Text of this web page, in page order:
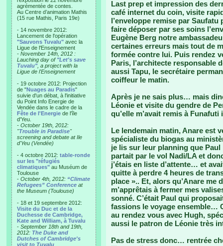
agrémentée de contes.
Au Centre d’animation Mathis
(15 rue Mathis, Paris 19e)
- 14 novembre 2012:
Lancement de l'opération
"Sauvons Tuvalu" avec la
Ligue de l'Enseignement
- November 14th, 2012 :
Lauching day of "Let's save
Tuvalu", a project with la
Ligue de l'Enseignement
- 19 octobre 2012: Projection
de "Nuages au Paradis"
suivie d'un débat, à l'initiative
du Point Info Energie de
Vendée dans le cadre de la
Fête de l'Energie de l'île
d'Yeu.
- October 19th, 2012:
"Trouble in Paradise"
screening and debate at Ile
d'Yeu (Vendée)
- 4 octobre 2012: table-ronde
sur les "réfugiés
climatiques" au Muséum de
Toulouse
- October 4th, 2012: “Climate
Refugees” Conference at
the Museum (Toulouse)
- 18 et 19 septembre 2012:
Visite du Duc et de la
Duchesse de Cambridge,
Kate and William, à Tuvalu
- September 18th and 19th,
2012: The Duke and
Dutches of Cambridge's
visit to Tuvalu
Last prep et impression des
café internet du coin, visite
l’enveloppe remise par
faire déposer par ses soins
Eugène Berg notre
certaines erreurs mais tout de
formée contre lui. Puis rendez
Paris, l’architecte responsable
aussi Tapu, le secrétaire
coiffeur le matin.
Après je ne sais plus… mais
Léonie et visite du gendre de
qu’elle m’avait remis à
Le lendemain matin, Anare est
spécialiste du biogas au
je lis sur leur planning que
partait par le vol Nadi/LA et
j’étais en liste d’attente… et
quitte à perdre 4 heures de
place ».. Et, alors qu’Anare me
m’apprêtais à fermer mes
sonné. C’était Paul qui
fassions le voyage ensemble…
au rendez vous avec Hugh,
aussi le patron de Léonie très
Pas de stress donc… rentrée